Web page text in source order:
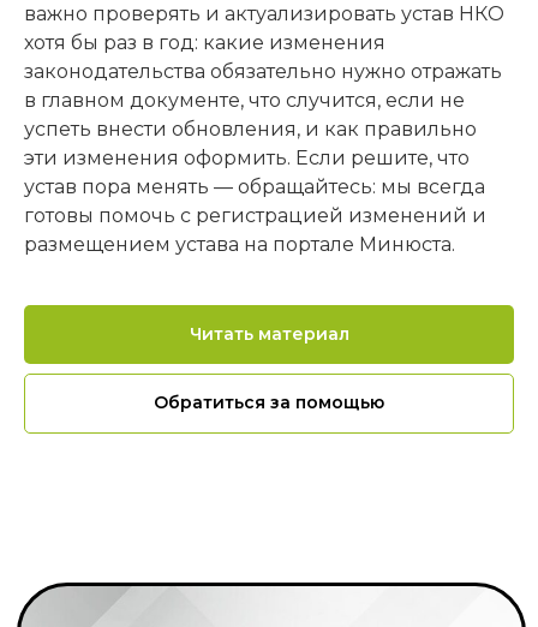
важно проверять и актуализировать устав НКО
хотя бы раз в год: какие изменения
законодательства обязательно нужно отражать
в главном документе, что случится, если не
успеть внести обновления, и как правильно
эти изменения оформить. Если решите, что
устав пора менять — обращайтесь: мы всегда
готовы помочь с регистрацией изменений и
размещением устава на портале Минюста.
Читать материал
Обратиться за помощью
любые тексты «Правовой команды»,
не спрашивая разрешения. Единственное
условие — необходимо указать «Правовую
Клиентам
Контакты
Консультации
С 10:00 до 18:00
по московскому
времени
Г. Москва, ул.
Павла Андреева,
д. 4, помещ. 1/2
@lawteamrussia
+7 (499) 686-13-19
@lawteamrussia
info@ngo-law.ru
Правовая команда